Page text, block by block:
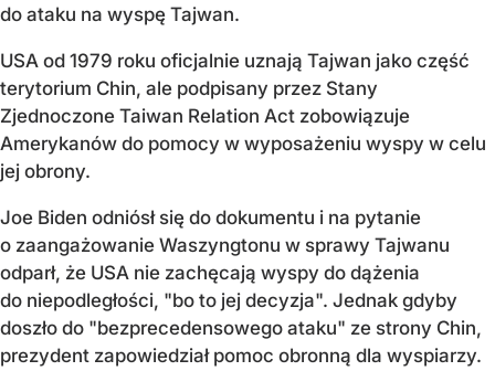
do ataku na wyspę Tajwan.
USA od 1979 roku oficjalnie uznają Tajwan jako część
terytorium Chin, ale podpisany przez Stany
Zjednoczone Taiwan Relation Act zobowiązuje
Amerykanów do pomocy w wyposażeniu wyspy w celu
jej obrony.
Joe Biden odniósł się do dokumentu i na pytanie
o zaangażowanie Waszyngtonu w sprawy Tajwanu
odparł, że USA nie zachęcają wyspy do dążenia
do niepodległości, "bo to jej decyzja". Jednak gdyby
doszło do "bezprecedensowego ataku" ze strony Chin,
prezydent zapowiedział pomoc obronną dla wyspiarzy.